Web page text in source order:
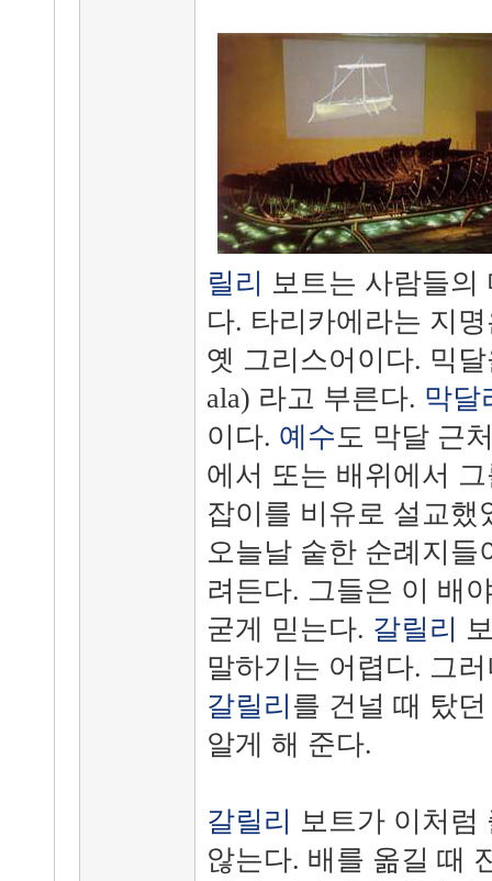
릴리
보트는 사람들의
다. 타리카에라는 지
옛 그리스어이다. 믹
ala) 라고 부른다. 막달
이다. 예수도 막달 근
에서 또는 배위에서
잡이를 비유로 설교했
오늘날 숱한 순례지들
려든다. 그들은 이 배
굳게 믿는다. 갈릴리
말하기는 어렵다. 그
갈릴리 를 건널 때 탔
알게 해 준다.
갈릴리
보트가 이처럼
않는다. 배를 옮길 때